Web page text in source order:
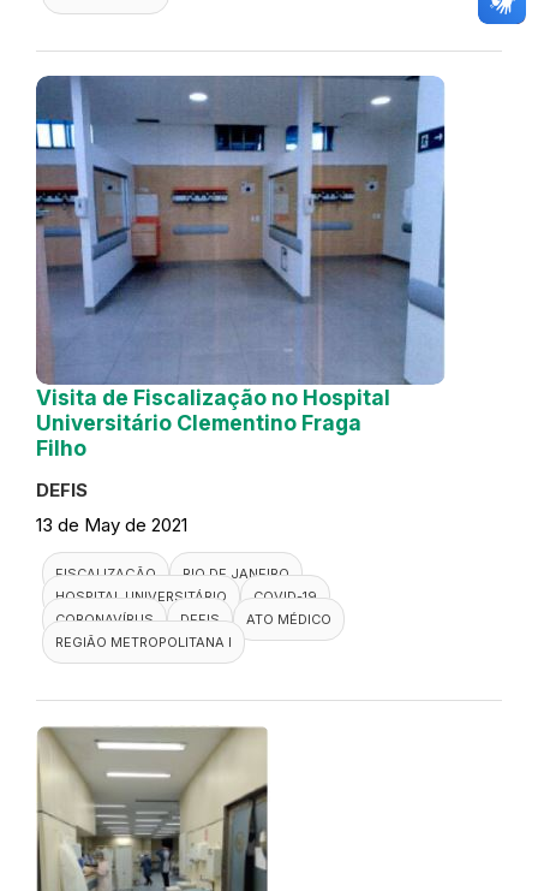
Visita de Fiscalização no Hospital
Universitário Clementino Fraga
Filho
DEFIS
13 de May de 2021
FISCALIZAÇÃO
RIO DE JANEIRO
HOSPITAL UNIVERSITÁRIO
COVID-19
CORONAVÍRUS
DEFIS
ATO MÉDICO
REGIÃO METROPOLITANA I